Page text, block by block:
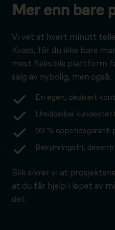
Mer enn bare
Vi vet at hvert minutt
Kvass, får du ikke bare
mest fleksible plattform
salg av nybolig, men også:
En egen, dedikert
Umiddelbar
99 % oppetidsgaranti
Bekymringsfri,
Slik sikrer vi at
at du får hjelp i løpet av
det.